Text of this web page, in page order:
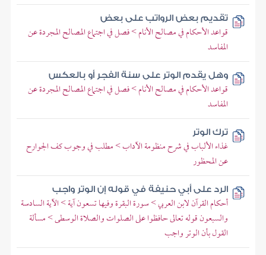
تقديم بعض الرواتب على بعض
قواعد الأحكام في مصالح الأنام > فصل في اجتماع المصالح المجردة عن
المفاسد
وهل يقدم الوتر على سنة الفجر أو بالعكس
قواعد الأحكام في مصالح الأنام > فصل في اجتماع المصالح المجردة عن
المفاسد
ترك الوتر
غذاء الألباب في شرح منظومة الآداب > مطلب في وجوب كف الجوارح
عن المحظور
الرد على أبي حنيفة في قوله إن الوتر واجب
أحكام القرآن لابن العربي > سورة البقرة وفيها تسعون آية > الآية السادسة
والسبعون قوله تعالى حافظوا على الصلوات والصلاة الوسطى > مسألة
القول بأن الوتر واجب